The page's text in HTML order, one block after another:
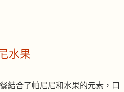
水果
結合了帕尼尼和水果的元素，口